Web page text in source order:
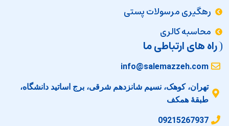
رهگیری مرسولات پستی
محاسبه کالری
راه های ارتباطی ما
info@salemazzeh.com
تهران، کوهک، نسیم شانزدهم شرقی، برج اساتید دانشگاه،
طبقهٔ همکف
09215267937